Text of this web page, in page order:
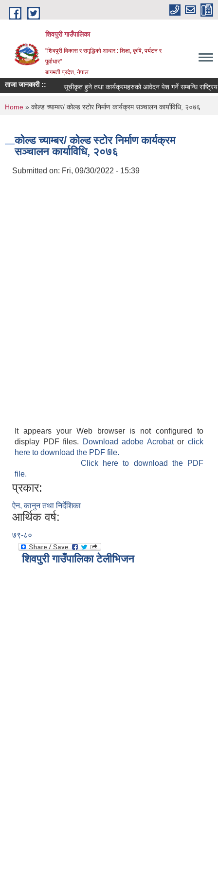
Skip to main content
शिवपुरी गाउँपालिका
"शिवपुरी विकास र समृद्धिको आधार : शिक्षा, कृषि, पर्यटन र
पूर्वाधार"
बागमती प्रदेश, नेपाल
ताजा जानकारी :: सूचीकृत हुने तथा कार्यक्रमहरुको आवेदन पेश गर्ने सम्बन्धि राष्ट्रिय
You are here
Home » कोल्ड च्याम्बर/ कोल्ड स्टोर निर्माण कार्यक्रम सञ्चालन कार्याविधि, २०७६
कोल्ड च्याम्बर/ कोल्ड स्टोर निर्माण कार्यक्रम
सञ्चालन कार्याविधि, २०७६
Submitted on: Fri, 09/30/2022 - 15:39
It appears your Web browser is not configured to
display PDF files.
Download adobe Acrobatorclick
here to download the PDF file.
Click here to download the PDF
file.
प्रकार:
ऐन, कानुन तथा निर्देशिका
आर्थिक वर्ष:
७९-८०
शिवपुरी गाउँपालिका टेलीभिजन